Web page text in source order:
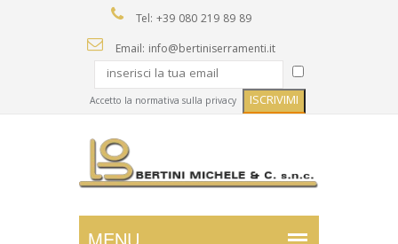
Tel: +39 080 219 89 89
Email: info@bertiniserramenti.it
Accetto la normativa sulla privacy